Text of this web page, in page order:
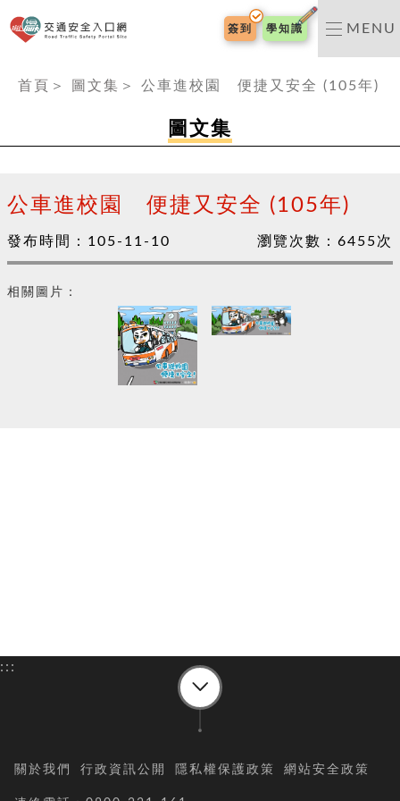
交通安全入口網
簽到 學知識 MENU
首頁 ＞ 圖文集 ＞ 公車進校園 便捷又安全 (105年)
圖文集
公車進校園 便捷又安全 (105年)
發布時間： 105-11-10 瀏覽次數： 6455次
相關圖片：
:::
關於我們 行政資訊公開 隱私權保護政策 網站安全政策